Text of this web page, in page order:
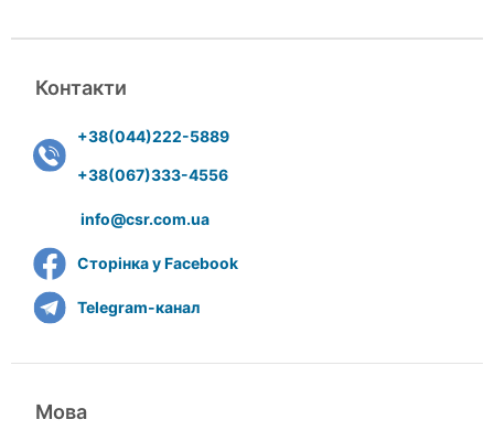
Контакти
+38(044)222-5889
+38(067)333-4556
info@csr.com.ua
Сторінка у Facebook
Telegram-канал
Мова